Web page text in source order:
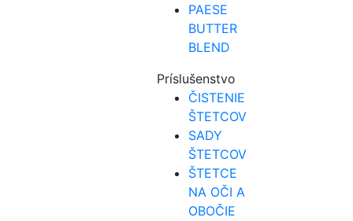
PAESE
BUTTER
BLEND
Príslušenstvo
ČISTENIE
ŠTETCOV
SADY
ŠTETCOV
ŠTETCE
NA OČI A
OBOČIE